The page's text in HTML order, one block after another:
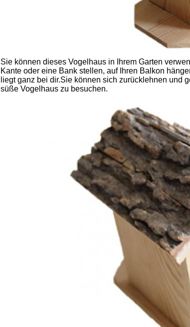
Sie können dieses Vogelhaus in Ihrem Garten
Kante oder eine Bank stellen, auf Ihren Balkon
liegt ganz bei dir.Sie können sich zurücklehnen und
süße Vogelhaus zu besuchen.